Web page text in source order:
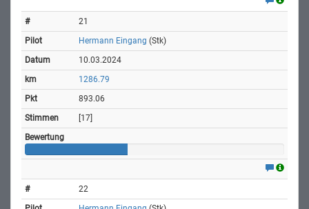
21
Hermann Eingang (Stk)
10.03.2024
1286.79
893.06
[17]
22